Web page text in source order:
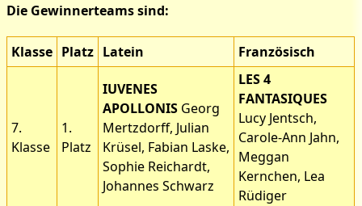
Die Gewinnerteams sind:
Klasse Platz Latein Französisch
7.
Klasse
1.
Platz
IUVENES
APOLLONIS Georg
Mertzdorff, Julian
Krüsel, Fabian Laske,
Sophie Reichardt,
Johannes Schwarz
LES 4
FANTASIQUES
Lucy Jentsch,
Carole-Ann Jahn,
Meggan
Kernchen, Lea
Rüdiger
Bilder zum Artikel: Tag der
Fremdsprachen